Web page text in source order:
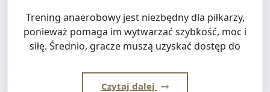
Trening anaerobowy jest niezbędny dla piłkarzy,
ponieważ pomaga im wytwarzać szybkość, moc i
siłę. Średnio, gracze muszą uzyskać dostęp do
Czytaj dalej